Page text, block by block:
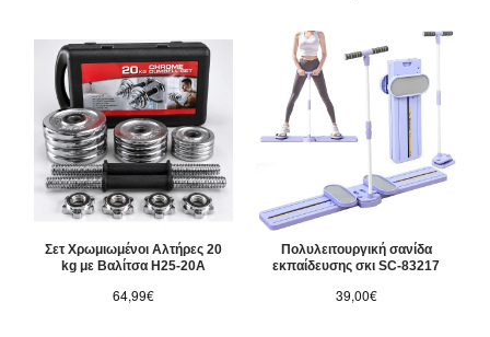
Σετ Χρωμιωμένοι Αλτήρες 20
kg με Βαλίτσα H25-20A
64,99€
Πολυλειτουργική σανίδα
εκπαίδευσης σκι SC-83217
39,00€